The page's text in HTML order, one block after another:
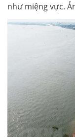
như miệng vực.